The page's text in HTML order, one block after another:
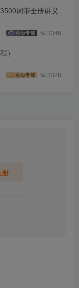
词带全册讲义
会员专属 3346
）
会员专属 3328